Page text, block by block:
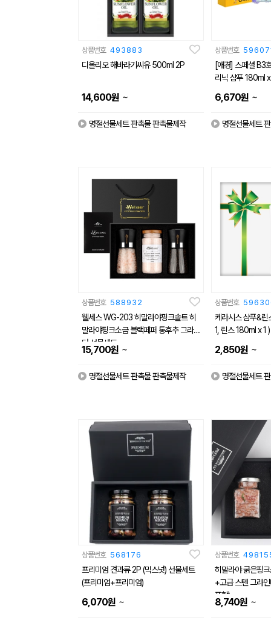
상품번호 493883
디올리오 해바라기씨유 500ml 2P
14,600원 ~
명절선물세트 판촉물 판촉물제작
상품번호
[애경] 스페셜 B3
리닉 샴푸 180ml x
6,670원 ~
명절선물세트
상품번호 588932
웰세스 WG-203 히말라야핑크솔트 히
말라야핑크소금 블랙페퍼 통후추 그라인
더 선물세트
15,700원 ~
명절선물세트 판촉물 판촉물제작
상품번호
케라시스 샴푸&
1, 린스 180ml x 1 )
2,850원 ~
명절선물세트
상품번호 568176
프리미엄 견과류 2P (믹스넛) 선물세트
(프리미엄+프리미엄)
6,070원 ~
상품번호
히말라야 굵은핑
+고급 스텐 그라
포함)
8,740원 ~